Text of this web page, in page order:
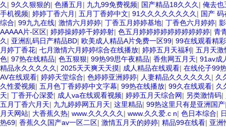
久 | 9久久狠狠的| 色播五月 | 九九99免费视频| 国产精品18久久久 | 俺去也
手机视频| 婷婷丁香六月 | 五月丁香婷中文| 91久久久久久久久久 | 国产 码
综合| 99九九在线| 激情六月婷婷| 丁香五月婷婷基地| 丁香色六月婷婷|
AAAAA片-区区| 婷婷操婷婷干婷婷射| 色五月婷婷婷婷婷婷婷婷婷婷| 青
久 | 亚洲乱码日产精品BD| 欧美成人精品A片免费一区99| 99在线观看精
月婷丁香花| 七月激情六月婷婷综合在线播放| 婷婷五月天福利 | 五月天激
色| 97热在线精品| 色五狠狠| 99热99思午夜精品| 香焦网五月天| 91av成
精品永久久久久久 | 2025天天爽天天摸| 成人精品在线观看| 在线伦子99
AV在线观看| 婷婷天堂综合| 色婷婷亚洲婷婷| 人妻精品久久久久久久 | 久
久性爱视频| 五月色丁香婷婷中文字幕| 99热在线播放| 99久在线观看| 久
天| 丁香开心深爱| 成人va在线观看视频| 婷婷五月天综合网| 另类激情码|
五月丁香六月天| 九九婷婷网五月天| 这里精品| 99热这里只有是亚洲国产
月天网站| 大香蕉久热| www.久久久久久 | www.久久爱.c n| 色日本综合|
热69| 香蕉久久国产av一区二区| 激情五月天的婷婷| 精品99在线看| 亚洲